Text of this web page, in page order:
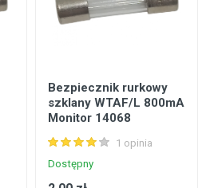
Bezpiecznik rurkowy
szklany WTAF/L 800mA
Monitor 14068
1 opinia
Dostępny